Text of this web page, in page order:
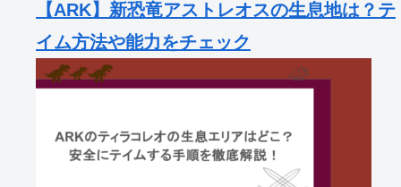
【ARK】新恐竜アストレオスの生息地は？テ
イム方法や能力をチェック